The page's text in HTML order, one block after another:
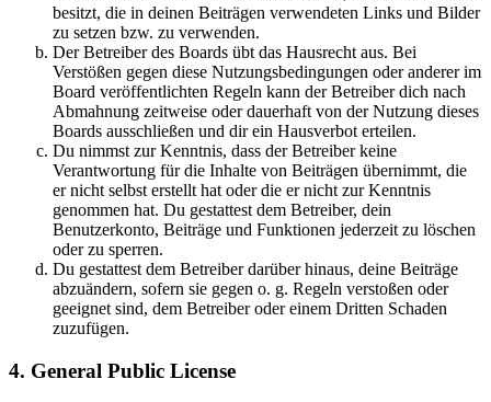
besitzt, die in deinen Beiträgen verwendeten Links und Bilder
zu setzen bzw. zu verwenden.
Der Betreiber des Boards übt das Hausrecht aus. Bei
Verstößen gegen diese Nutzungsbedingungen oder anderer im
Board veröffentlichten Regeln kann der Betreiber dich nach
Abmahnung zeitweise oder dauerhaft von der Nutzung dieses
Boards ausschließen und dir ein Hausverbot erteilen.
Du nimmst zur Kenntnis, dass der Betreiber keine
Verantwortung für die Inhalte von Beiträgen übernimmt, die
er nicht selbst erstellt hat oder die er nicht zur Kenntnis
genommen hat. Du gestattest dem Betreiber, dein
Benutzerkonto, Beiträge und Funktionen jederzeit zu löschen
oder zu sperren.
Du gestattest dem Betreiber darüber hinaus, deine Beiträge
abzuändern, sofern sie gegen o. g. Regeln verstoßen oder
geeignet sind, dem Betreiber oder einem Dritten Schaden
zuzufügen.
4. General Public License